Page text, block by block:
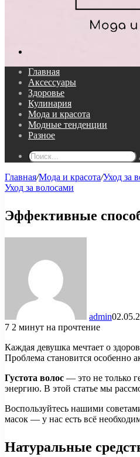
Главная
Аксессуары
Здоровье
Кулинария
Мода и красота
Модные тенденции
Разное
Главная/Мода и красота/Уход за
Уход за волосами
Эффективные
admin
7 2 минут на прочтение
Каждая девушка мечтает о
Проблема становится особенно
Густота волос — это не только
энергию. В этой статье мы
Воспользуйтесь нашими
масок — у нас есть всё
Натуральные